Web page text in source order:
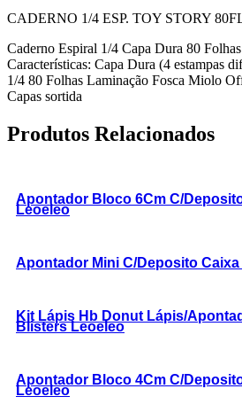
CADERNO 1/4 ESP. TOY STORY
Caderno Espiral 1/4 Capa Dura 80
Características: Capa Dura (4 estampas
1/4 80 Folhas Laminação Fosca Miolo
Capas sortida
Produtos Relacionados
Apontador Bloco 6Cm C/
Leoeleo
Apontador Mini C/Deposito
Kit Lápis Hb Donut Lápis/
Blisters Leoeleo
Apontador Bloco 4Cm C/
Leoeleo